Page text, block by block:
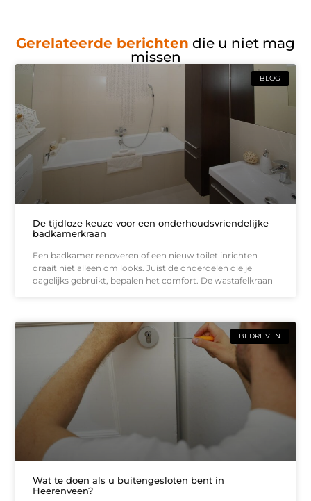
Gerelateerde berichten die u niet mag
missen
BLOG
De tijdloze keuze voor een onderhoudsvriendelijke
badkamerkraan
Een badkamer renoveren of een nieuw toilet inrichten
draait niet alleen om looks. Juist de onderdelen die je
dagelijks gebruikt, bepalen het comfort. De wastafelkraan
BEDRIJVEN
Wat te doen als u buitengesloten bent in
Heerenveen?